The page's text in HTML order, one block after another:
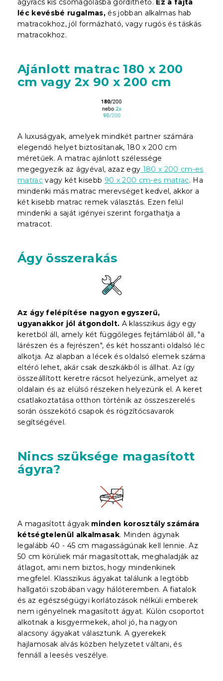
ágyrács kis csomagolásba gördíthető. Ez a fajta
léc kevésbé rugalmas, és jobban alkalmas hab
matracokhoz, jól formázható, vagy rugós és táskás
matracokhoz.
Ajánlott matrac 180 x 200
cm vagy 2x 90 x 200 cm
A luxuságyak, amelyek mindkét partner számára
elegendő helyet biztosítanak, 180 x 200 cm
méretűek. A matrac ajánlott szélessége
megegyezik az ágyéval, azaz egy 180 x 200 cm-es
matrac vagy két kisebb 90 x 200 cm-es matrac. Ha
mindenki más matrac merevséget kedvel, akkor a
két kisebb matrac remek választás. Ezen felül
mindenki a saját igényei szerint forgathatja a
matracot.
Ágy összerakás
Az ágy felépítése nagyon egyszerű,
ugyanakkor jól átgondolt. A klasszikus ágy egy
keretből áll, amely két függőleges fejtámlából áll, "a
lárészen és a fejrészen", és két hosszanti oldalsó léc
alkotja. Az alapban a lécek és oldalsó elemek száma
eltérő lehet, akár csak deszkákból is állhat. Az így
összeállított keretre rácsot helyezünk, amelyet az
oldalain és az elülső részeken helyezünk el. A keret
csatlakoztatása otthon történik az összeszerelés
során összekötő csapok és rögzítőcsavarok
segítségével.
Nincs szüksége magasított
ágyra?
A magasított ágyak minden korosztály számára
kétségtelenül alkalmasak. Minden ágynak
legalább 40 - 45 cm magasságúnak kell lennie. Az
50 cm körüliek már magasítottak, meghaladják az
átlagot, ami nem biztos, hogy mindenkinek
megfelel. Klasszikus ágyakat találunk a legtöbb
hallgatói szobában vagy hálóteremben. A fiatalok
és az egészségügyi korlátozások nélküli emberek
nem igényelnek magasított ágyat. Külön csoportot
alkotnak a kisgyermekek, ahol jó, ha nagyon
alacsony ágyakat választunk. A gyerekek
hajlamosak alvás közben helyzetet váltani, és
fennáll a leesés veszélye.